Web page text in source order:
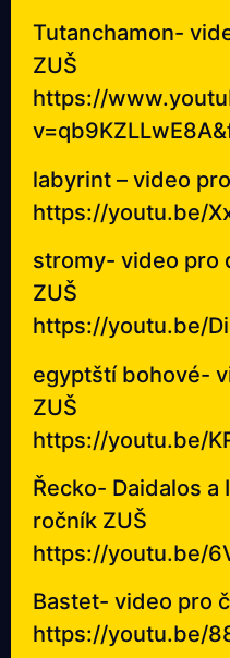
Tutanchamon-
ZUŠ
https://
labyrint – video
https://youtu.be/
stromy- video pro
ZUŠ
https://youtu.be/
egyptští bohové-
ZUŠ
https://youtu.be/
Řecko- Daidalos
ročník ZUŠ
https://youtu.be/
Bastet- video pro
https://youtu.be/